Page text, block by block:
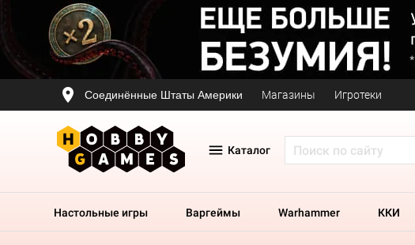
Соединённые Штаты Америки Магазины Игротеки
Каталог
Настольные игры Варгеймы Warhammer ККИ